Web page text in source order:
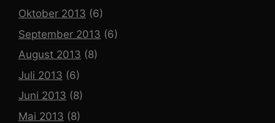
Oktober 2013 (6)
September 2013 (6)
August 2013 (8)
Juli 2013 (6)
Juni 2013 (8)
Mai 2013 (8)